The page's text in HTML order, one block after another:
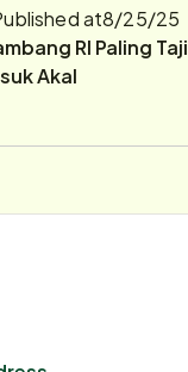
at8/25/25
RI Paling
Akal